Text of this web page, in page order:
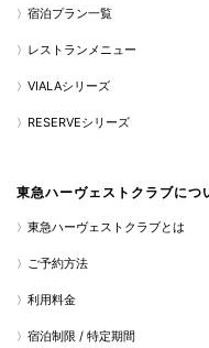
宿泊プラン一覧
レストランメニュー
VIALAシリーズ
RESERVEシリーズ
東急ハーヴェストクラブにつ
東急ハーヴェストクラブとは
ご予約方法
利用料金
宿泊制限 / 特定期間